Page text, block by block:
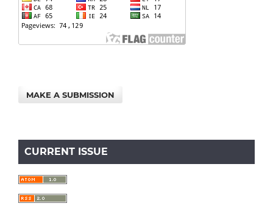
MAKE A SUBMISSION
CURRENT ISSUE